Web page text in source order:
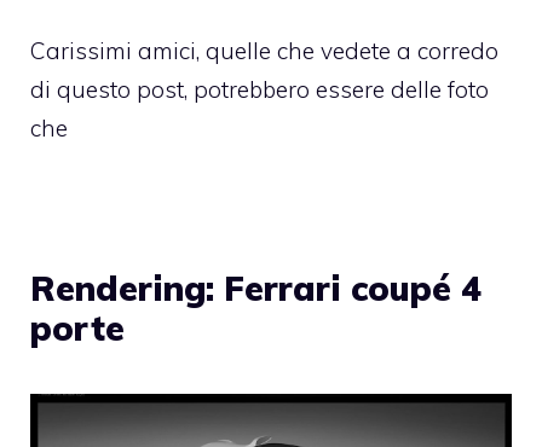
Carissimi amici, quelle che vedete a corredo
di questo post, potrebbero essere delle foto
che
Rendering: Ferrari coupé 4
porte